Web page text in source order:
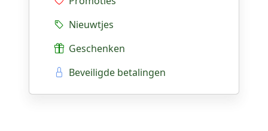
Nieuwtjes
Geschenken
Beveiligde betalingen